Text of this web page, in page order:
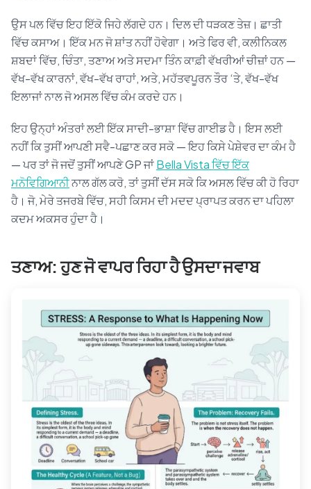
ਉਸ ਪਲ ਵਿੱਚ ਇਹ ਇੱਕੋ ਜਿਹੇ ਲੱਗਦੇ ਹਨ। ਦਿਲ ਦੀ ਧੜਕਣ ਤੇਜ਼। ਛਾਤੀ
ਵਿੱਚ ਕਸਾਅ। ਇੱਕ ਮਨ ਜੋ ਸ਼ਾਂਤ ਨਹੀਂ ਹੋਵੇਗਾ। ਅਤੇ ਫਿਰ ਵੀ, ਕਲੀਨਿਕਲ
ਸ਼ਬਦਾਂ ਵਿੱਚ, ਚਿੰਤਾ, ਤਣਾਅ ਅਤੇ ਸਦਮਾ ਤਿੰਨ ਕਾਫ਼ੀ ਵੱਖਰੀਆਂ ਚੀਜ਼ਾਂ ਹਨ —
ਵੱਖ-ਵੱਖ ਕਾਰਨਾਂ, ਵੱਖ-ਵੱਖ ਰਾਹਾਂ, ਅਤੇ, ਮਹੱਤਵਪੂਰਨ ਤੌਰ ‘ਤੇ, ਵੱਖ-ਵੱਖ
ਇਲਾਜਾਂ ਨਾਲ ਜੋ ਅਸਲ ਵਿੱਚ ਕੰਮ ਕਰਦੇ ਹਨ।
ਇਹ ਉਨ੍ਹਾਂ ਅੰਤਰਾਂ ਲਈ ਇੱਕ ਸਾਦੀ-ਭਾਸ਼ਾ ਵਿੱਚ ਗਾਈਡ ਹੈ। ਇਸ ਲਈ
ਨਹੀਂ ਕਿ ਤੁਸੀਂ ਆਪਣੀ ਸਵੈ-ਪਛਾਣ ਕਰ ਸਕੋ — ਇਹ ਕਿਸੇ ਪੇਸ਼ੇਵਰ ਦਾ ਕੰਮ ਹੈ
— ਪਰ ਤਾਂ ਜੋ ਜਦੋਂ ਤੁਸੀਂ ਆਪਣੇ GP ਜਾਂBella Vista ਵਿੱਚ ਇੱਕ
ਮਨੋਵਿਗਿਆਨੀਨਾਲ ਗੱਲ ਕਰੋ, ਤਾਂ ਤੁਸੀਂ ਦੱਸ ਸਕੋ ਕਿ ਅਸਲ ਵਿੱਚ ਕੀ ਹੋ ਰਿਹਾ
ਹੈ। ਜੋ, ਮੇਰੇ ਤਜਰਬੇ ਵਿੱਚ, ਸਹੀ ਕਿਸਮ ਦੀ ਮਦਦ ਪ੍ਰਾਪਤ ਕਰਨ ਦਾ ਪਹਿਲਾ
ਕਦਮ ਅਕਸਰ ਹੁੰਦਾ ਹੈ।
ਤਣਾਅ: ਹੁਣ ਜੋ ਵਾਪਰ ਰਿਹਾ ਹੈ ਉਸਦਾ ਜਵਾਬ